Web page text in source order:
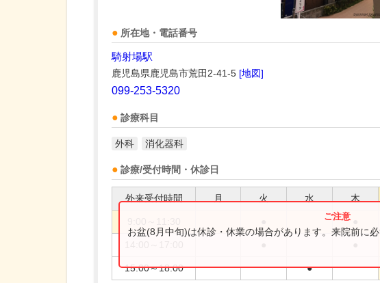
所在地・電話番号
騎射場駅
鹿児島県鹿児島市荒田2-41-5 [地図]
099-253-5320
診療科目
外科 消化器科
診療/受付時間・休診日
外来受付時間 月 火 水 木
15:00～18:00 ●
お盆(8月中旬)は休診・休業の場合があります。来院前に